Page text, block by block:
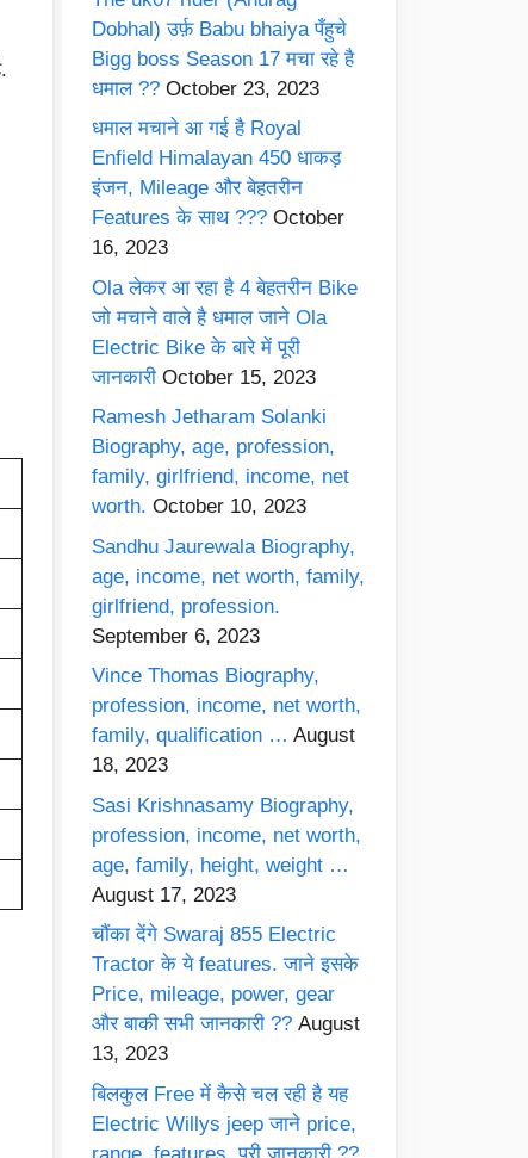
Dobhal) उर्फ़ Babu bhaiya पँहुचे
Bigg boss Season 17 मचा रहे है
धमाल ?? October 23, 2023
धमाल मचाने आ गई है Royal
Enfield Himalayan 450 धाकड़
इंजन, Mileage और बेहतरीन
Features के साथ ??? October
16, 2023
Ola लेकर आ रहा है 4 बेहतरीन Bike
जो मचाने वाले है धमाल जाने Ola
Electric Bike के बारे में पूरी
जानकारी October 15, 2023
Ramesh Jetharam Solanki
Biography, age, profession,
family, girlfriend, income, net
worth. October 10, 2023
Sandhu Jaurewala Biography,
age, income, net worth, family,
girlfriend, profession.
September 6, 2023
Vince Thomas Biography,
profession, income, net worth,
family, qualification … August
18, 2023
Sasi Krishnasamy Biography,
profession, income, net worth,
age, family, height, weight …
August 17, 2023
चौंका देंगे Swaraj 855 Electric
Tractor के ये features. जाने इसके
Price, mileage, power, gear
और बाकी सभी जानकारी ?? August
13, 2023
बिलकुल Free में कैसे चल रही है यह
Electric Willys jeep जाने price,
range, features, पूरी जानकारी ??